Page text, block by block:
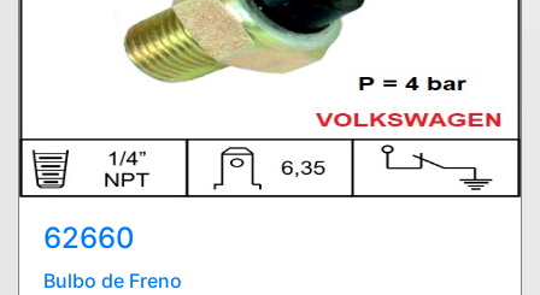
62660
Bulbo de Freno